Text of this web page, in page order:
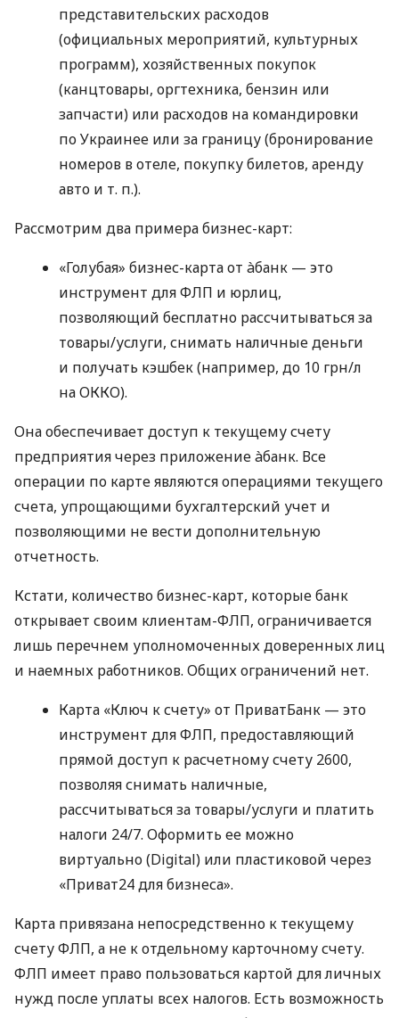
представительских расходов
(официальных мероприятий, культурных
программ), хозяйственных покупок
(канцтовары, оргтехника, бензин или
запчасти) или расходов на командировки
по Украинее или за границу (бронирование
номеров в отеле, покупку билетов, аренду
авто и т. п.).
Рассмотрим два примера бизнес-карт:
«Голубая» бизнес-карта от àбанк — это
инструмент для ФЛП и юрлиц,
позволяющий бесплатно рассчитываться за
товары/услуги, снимать наличные деньги
и получать кэшбек (например, до 10 грн/л
на ОККО).
Она обеспечивает доступ к текущему счету
предприятия через приложение àбанк. Все
операции по карте являются операциями текущего
счета, упрощающими бухгалтерский учет и
позволяющими не вести дополнительную
отчетность.
Кстати, количество бизнес-карт, которые банк
открывает своим клиентам-ФЛП, ограничивается
лишь перечнем уполномоченных доверенных лиц
и наемных работников. Общих ограничений нет.
Карта «Ключ к счету» от ПриватБанк — это
инструмент для ФЛП, предоставляющий
прямой доступ к расчетному счету 2600,
позволяя снимать наличные,
рассчитываться за товары/услуги и платить
налоги 24/7. Оформить ее можно
виртуально (Digital) или пластиковой через
«Приват24 для бизнеса».
Карта привязана непосредственно к текущему
счету ФЛП, а не к отдельному карточному счету.
ФЛП имеет право пользоваться картой для личных
нужд после уплаты всех налогов. Есть возможность